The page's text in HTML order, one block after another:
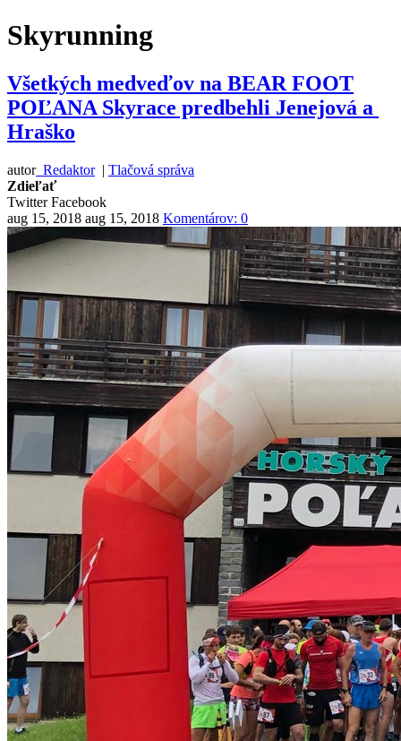
Skyrunning
Všetkých medveďov na BEAR FOOT
POĽANA Skyrace predbehli Jenejová a
Hraško
autor Redaktor | Tlačová správa
Zdieľať
Twitter Facebook
aug 15, 2018 aug 15, 2018 Komentárov: 0